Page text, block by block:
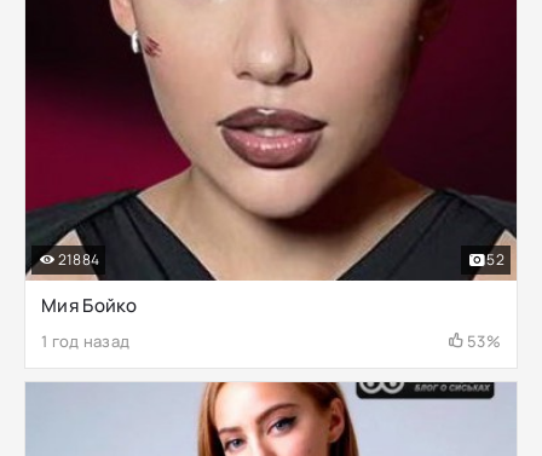
Мия Бойко
1 год назад 53%
21884 52